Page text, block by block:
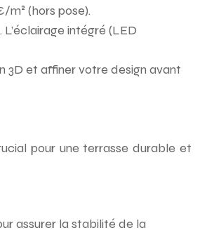
m² (hors pose).
intégré (LED
3D et affiner votre design avant
pour une terrasse durable et
assurer la stabilité de la